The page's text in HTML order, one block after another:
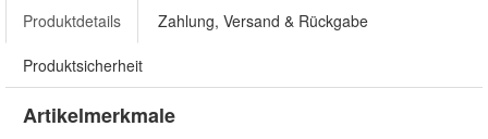
Produktdetails Zahlung, Versand & Rückgabe
Produktsicherheit
Artikelmerkmale